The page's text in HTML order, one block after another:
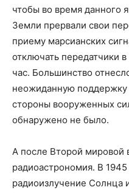
чтобы во время данного
Земли прервали свои
приему марсианских
отключать передатчики
час. Большинство
неожиданную поддержку
стороны вооруженных
обнаружено не было.
А после Второй мировой
радиоастрономия. В
радиоизлучение Солнца